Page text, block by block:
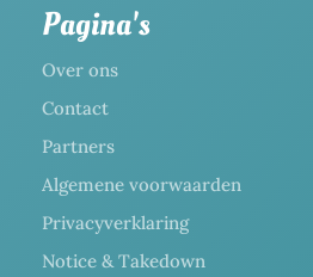
Pagina's
Over ons
Contact
Partners
Algemene voorwaarden
Privacyverklaring
Notice & Takedown